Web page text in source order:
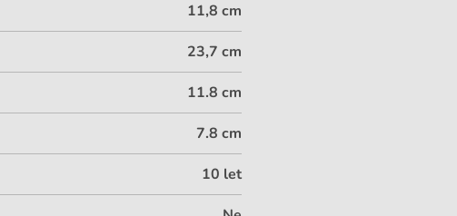
11,8 cm
23,7 cm
11.8 cm
7.8 cm
10 let